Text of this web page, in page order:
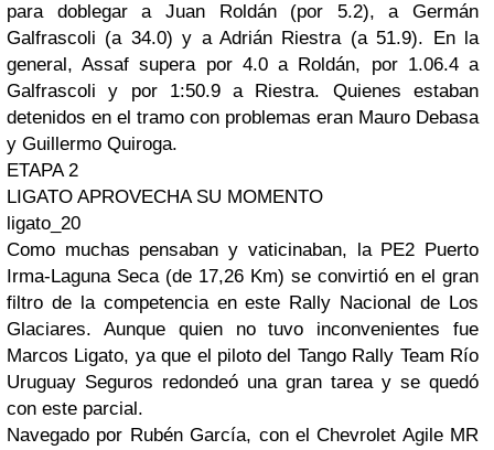
para doblegar a Juan Roldán (por 5.2), a Germán
Galfrascoli (a 34.0) y a Adrián Riestra (a 51.9). En la
general, Assaf supera por 4.0 a Roldán, por 1.06.4 a
Galfrascoli y por 1:50.9 a Riestra. Quienes estaban
detenidos en el tramo con problemas eran Mauro Debasa
y Guillermo Quiroga.
ETAPA 2
LIGATO APROVECHA SU MOMENTO
ligato_20
Como muchas pensaban y vaticinaban, la PE2 Puerto
Irma-Laguna Seca (de 17,26 Km) se convirtió en el gran
filtro de la competencia en este Rally Nacional de Los
Glaciares. Aunque quien no tuvo inconvenientes fue
Marcos Ligato, ya que el piloto del Tango Rally Team Río
Uruguay Seguros redondeó una gran tarea y se quedó
con este parcial.
Navegado por Rubén García, con el Chevrolet Agile MR